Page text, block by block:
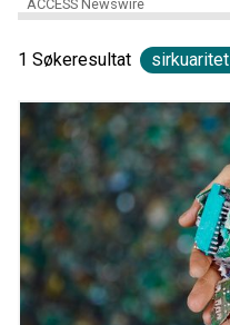
ACCESS Newswire
1 Søkeresultat sirkuaritet